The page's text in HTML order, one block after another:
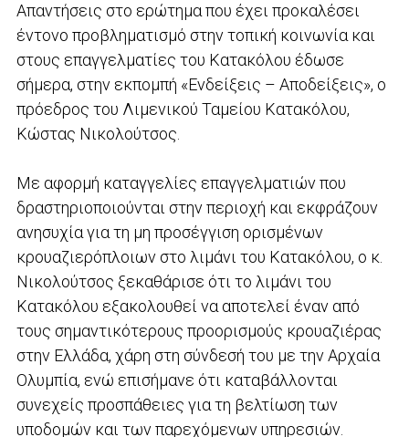
Απαντήσεις στο ερώτημα που έχει προκαλέσει
έντονο προβληματισμό στην τοπική κοινωνία και
στους επαγγελματίες του Κατακόλου έδωσε
σήμερα, στην εκπομπή «Ενδείξεις – Αποδείξεις», ο
πρόεδρος του Λιμενικού Ταμείου Κατακόλου,
Κώστας Νικολούτσος.
Με αφορμή καταγγελίες επαγγελματιών που
δραστηριοποιούνται στην περιοχή και εκφράζουν
ανησυχία για τη μη προσέγγιση ορισμένων
κρουαζιερόπλοιων στο λιμάνι του Κατακόλου, ο κ.
Νικολούτσος ξεκαθάρισε ότι το λιμάνι του
Κατακόλου εξακολουθεί να αποτελεί έναν από
τους σημαντικότερους προορισμούς κρουαζιέρας
στην Ελλάδα, χάρη στη σύνδεσή του με την Αρχαία
Ολυμπία, ενώ επισήμανε ότι καταβάλλονται
συνεχείς προσπάθειες για τη βελτίωση των
υποδομών και των παρεχόμενων υπηρεσιών.